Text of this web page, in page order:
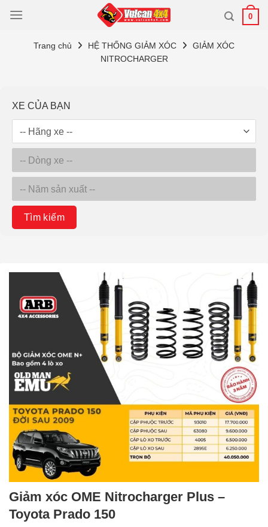
qua
0
Trang chủ HỆ THỐNG GIẢM XÓC
GIẢM XÓC
NITROCHARGER
XE CỦA BẠN
Tìm kiếm
Giảm xóc OME Nitrocharger Plus –
Toyota Prado 150